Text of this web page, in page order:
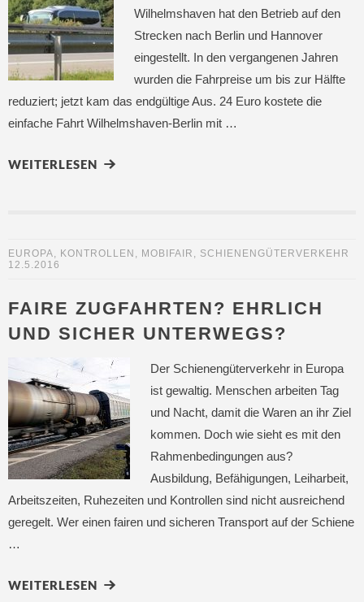
Wilhelmshaven hat den Betrieb auf den
Strecken nach Berlin und Hannover
eingestellt. In den vergangenen Jahren
wurden die Fahrpreise um bis zur Hälfte
reduziert; jetzt kam das endgültige Aus. 24 Euro kostete die
einfache Fahrt Wilhelmshaven-Berlin mit …
WEITERLESEN
EUROPA, KONTROLLEN , MOBIFAIR , SCHIENENGÜTERVERKEHR
12.5.2016
FAIRE ZUGFAHRTEN? EHRLICH
UND SICHER UNTERWEGS?
Der Schienengüterverkehr in Europa
ist gewaltig. Menschen arbeiten Tag
und Nacht, damit die Waren an ihr Ziel
kommen. Doch wie sieht es mit den
Rahmenbedingungen aus?
Ausbildung, Befähigungen, Leiharbeit,
Arbeitszeiten, Ruhezeiten und Kontrollen sind nicht ausreichend
geregelt. Wer einen fairen und sicheren Transport auf der Schiene
…
WEITERLESEN